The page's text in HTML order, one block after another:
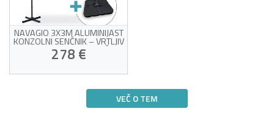
NAVAGIO 3X3M ALUMINIJAST
KONZOLNI SENČNIK – VRTLJIV
ZA 360°, NAGIBEN, BEŽ +
BALASTNE PLOŠČE
278 €
proti UV-žarkom
360° vrtenje in nastavljiv
Žrtev lastnega uspeha!
VEČ O TEM